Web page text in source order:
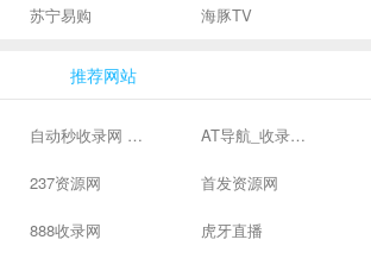
苏宁易购 海豚TV
推荐网站
自动秒收录网 - 自动秒收录-网站收录-收录网站-网址收录-秒收录 AT导航_收录网_免费收录网站_自动收录网_秒收录
237资源网 首发资源网
888收录网 虎牙直播